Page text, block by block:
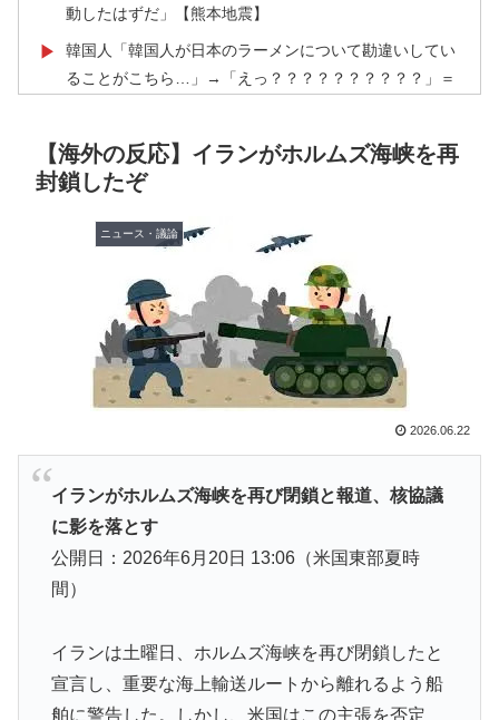
動したはずだ」【熊本地震】
▶
韓国人「韓国人が日本のラーメンについて勘違いしてい
ることがこちら…」→「えっ？？？？？？？？？？」＝
▶ 海外「日本人はなんて気高いんだ！」 英高級紙も驚愕
した極限の中の日本人の姿に世界が衝撃
てるらしい！ｗ」外国人が驚いた日本の商品と
韓国人「台風で品不足になった沖縄のスーパーに行って
みたら、なぜか辛ラーメンだけ売れ残っていたんで
す…」
海外「”京都の鳥”は良いぞ」小規模だけどお勧めな日本
▶ トルコ人「日本人まで獲るのか」上田綺世、トルコ名門
が巨額の正式オファー！現地サポが騒然！【海外の反
応】
▶
海外「この日本アニメはマジでぶっ飛んでる！ｗ」外国
人が予測不可能でぶっ飛んでると評価した日本アニメと
英国人「安心感が違う」冨安健洋、パレス移籍当日にデ
ビュー！圧巻3連続ブロックも披露で現地サポが気づく..
【海外の反応】
【海外の反応】イランがホルムズ海峡を再
封鎖したぞ
ニュース・議論
2026.06.22
イランがホルムズ海峡を再び閉鎖と報道、核協議
に影を落とす
公開日：2026年6月20日 13:06（米国東部夏時
間）
イランは土曜日、ホルムズ海峡を再び閉鎖したと
宣言し、重要な海上輸送ルートから離れるよう船
舶に警告した。しかし、米国はこの主張を否定